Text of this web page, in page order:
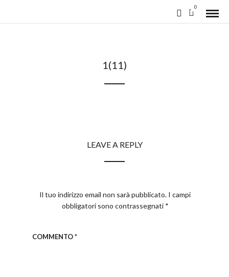
0
1(11)
LEAVE A REPLY
Il tuo indirizzo email non sarà pubblicato. I campi
obbligatori sono contrassegnati *
COMMENTO*